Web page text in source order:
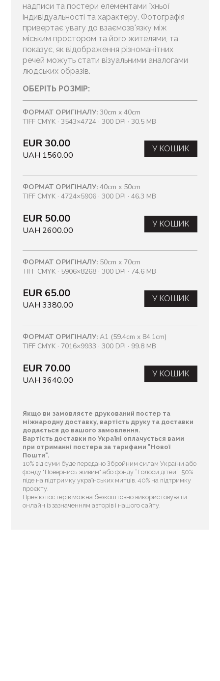
надписи та постери елементами їхньої
індивідуальності та характеру. Фотографія
привертає увагу до взаємозв'язку між
міським простором та його жителями, та
показує, як відображення різноманітних
речей можуть стати візуальними аналогами
людських образів.
ОБЕРІТЬ РОЗМІР:
ФОРМАТ ОРИГІНАЛУ: 30cm x 40cm
TIFF CMYK · 3543×4724 · 300 DPI · 30.5 MB
EUR 30.00
UAH 1560.00
У КОШИК
ФОРМАТ ОРИГІНАЛУ: 40cm x 50cm
TIFF CMYK · 4724×5906 · 300 DPI · 46.3 MB
EUR 50.00
UAH 2600.00
У КОШИК
ФОРМАТ ОРИГІНАЛУ: 50cm x 70cm
TIFF CMYK · 5906×8268 · 300 DPI · 74.6 MB
EUR 65.00
UAH 3380.00
У КОШИК
ФОРМАТ ОРИГІНАЛУ: A1 (59.4cm x 84.1cm)
TIFF CMYK · 7016×9933 · 300 DPI · 99.8 MB
EUR 70.00
UAH 3640.00
У КОШИК
Якщо ви замовляєте друкований постер та
міжнародну доставку, вартість друку та доставки
додається до вашого замовлення.
Вартість доставки по Україні оплачується вами
при отриманні постера за тарифами "Нової
Пошти".
10% від суми буде передано Збройним силам України або
фонду "Повернись живим" або фонду “Голоси дітей”. 50%
піде на підтримку українських митців. 40% на підтримку
проєкту.
Прев’ю постерів можна безкоштовно використовувати
онлайн із зазначенням авторів і нашого сайту.